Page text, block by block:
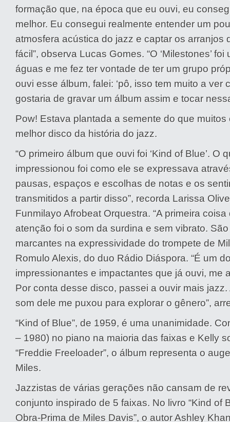
formação que, na época que eu ouvi, eu
melhor. Eu consegui realmente entender um
atmosfera acústica do jazz e captar os arranjos
fácil”, observa Lucas Gomes. “O ‘Milestones’
águas e me fez ter vontade de ter um grupo
ouvi esse álbum, falei: ‘pô, isso tem muito a ver
gostaria de gravar um álbum assim e tocar
Pow! Estava plantada a semente do que muitos
melhor disco da história do jazz.
“O primeiro álbum que ouvi foi ‘Kind of Blue’. O
impressionou foi como ele se expressava
pausas, espaços e escolhas de notas e os
transmitidos a partir disso”, recorda Larissa
Funmilayo Afrobeat Orquestra. “A primeira
atenção foi o som da surdina e sem vibrato.
marcantes na expressividade do trompete de
Romulo Alexis, do duo Rádio Diáspora. “É um
impressionantes e impactantes que já ouvi, me
Por conta desse disco, passei a ouvir mais
som dele me puxou para explorar o gênero”,
“Kind of Blue”, de 1959, é uma unanimidade.
– 1980) no piano na maioria das faixas e Kelly
“Freddie Freeloader”, o álbum representa o
Miles.
Jazzistas de várias gerações não cansam de
conjunto inspirado de 5 faixas. No livro “Kind of
Obra-Prima de Miles Davis”, o autor Ashley